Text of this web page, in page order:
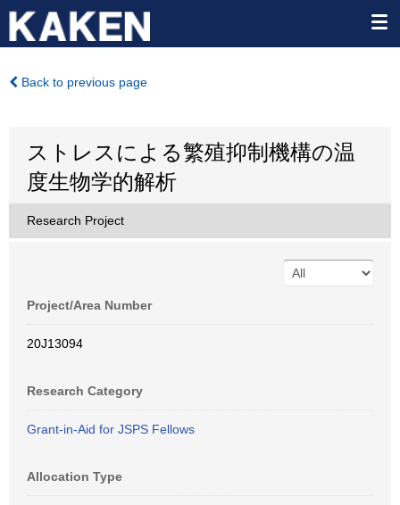
Back to previous page
ストレスによる繁殖抑制機構の温
度生物学的解析
Research Project
Project/Area Number
20J13094
Research Category
Grant-in-Aid for JSPS Fellows
Allocation Type